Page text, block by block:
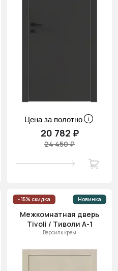
Цена за полотно
20 782 ₽
24 450 ₽
- 15% скидка Новинка
Межкомнатная дверь
Tivoli / Тиволи А-1
Версилк крем